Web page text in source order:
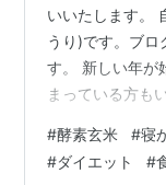
いいたします。
うり)です。ブロ
す。 新しい年が
まっている方も
て、１月のテー
ーマを選んだ理
#酵素玄米 #寝
#ダイエット #